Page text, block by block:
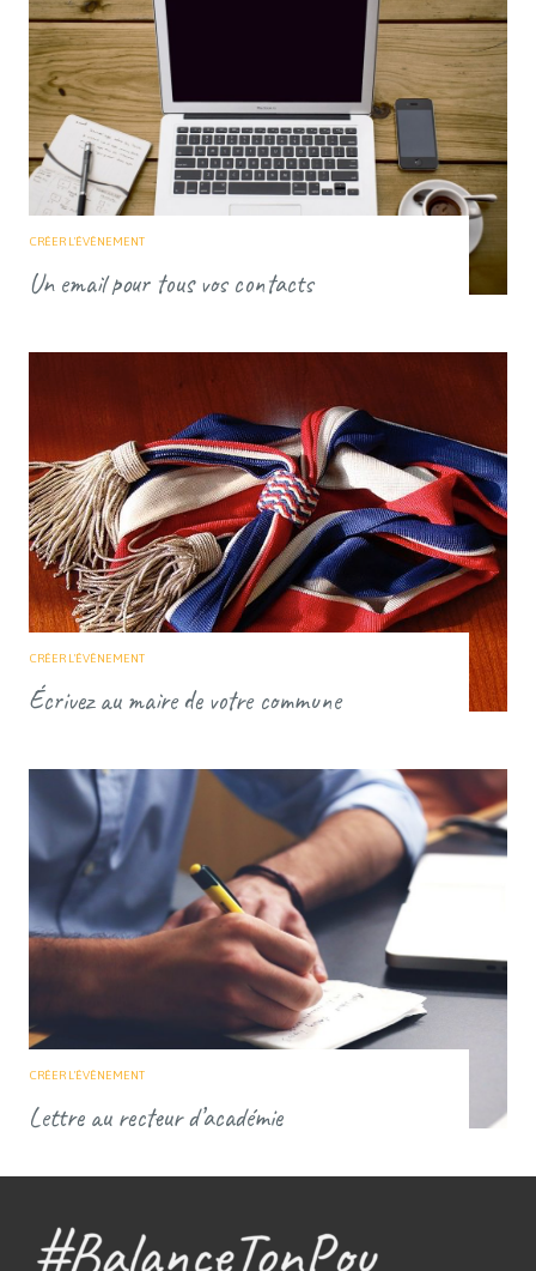
CRÉER L'ÉVÈNEMENT
Un email pour tous vos contacts
CRÉER L'ÉVÈNEMENT
Écrivez au maire de votre commune
CRÉER L'ÉVÈNEMENT
Lettre au recteur d’académie